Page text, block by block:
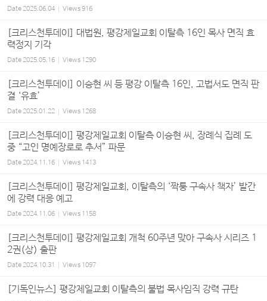
Date2025.06.04 Views916
[크리스천투데이] 대법원, 평강제일교회 이탈측 16인 목사 면직 효
력정지 기각
Date2025.05.16 Views 1290
[크리스천투데이] 이승현 씨 등 평강 이탈측 16인, 고법서도 면직 판
결 ‘유효’
Date2025.01.22 Views 1268
[크리스천투데이] 평강제일교회 이탈측 이승현 씨, 장례식 집례 도
중 “고인 명예장로로 추서” 파문
Date2024.11.16 Views 1413
[크리스천투데이] 평강제일교회, 이탈측의 ‘짝퉁 구속사 책자’ 발간
에 강력 대응 예고
Date2024.11.06 Views 1158
[크리스천투데이] 평강제일교회 개척 60주년 맞아 구속사 시리즈 1
2권(상) 출판
Date2024.10.31 Views 1097
[기독인뉴스] 평강제일교회 이탈측의 불법 목사임직 강력 규탄